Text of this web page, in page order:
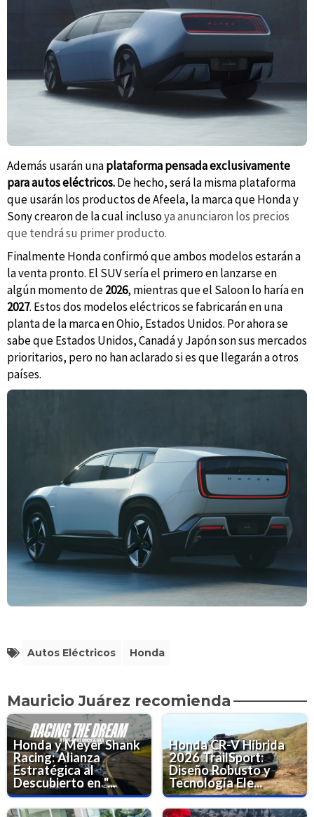
Además usarán unaplataforma pensada exclusivamente
para autos eléctricos.De hecho, será la misma plataforma
que usarán los productos de Afeela, la marca que Honda y
Sony crearon de la cual inclusoya anunciaron los precios
que tendrá su primer producto.
Finalmente Honda confirmó que ambos modelos estarán a
la venta pronto. El SUV sería el primero en lanzarse en
algún momento de2026, mientras que el Saloon lo haría en
2027. Estos dos modelos eléctricos se fabricarán en una
planta de la marca en Ohio, Estados Unidos. Por ahora se
sabe que Estados Unidos, Canadá y Japón son sus mercados
prioritarios, pero no han aclarado si es que llegarán a otros
países.
Autos Eléctricos Honda
Mauricio Juárez recomienda
Honda y Meyer Shank
Racing: Alianza
Estratégica al
Descubierto en "...
Honda CR-V Híbrida
2026 TrailSport:
Diseño Robusto y
Tecnología Ele...